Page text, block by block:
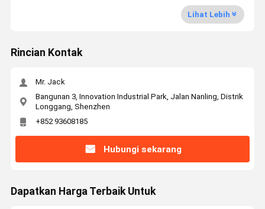
Lihat Lebih
Rincian Kontak
Mr. Jack
Bangunan 3, Innovation Industrial Park, Jalan Nanling, Distrik
Longgang, Shenzhen
+852 93608185
Hubungi sekarang
Dapatkan Harga Terbaik Untuk